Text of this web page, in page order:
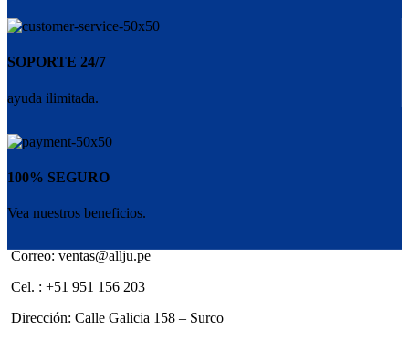
SOPORTE 24/7
ayuda ilimitada.
100% SEGURO
Vea nuestros beneficios.
Correo: ventas@allju.pe
Cel. : +51 951 156 203
Dirección: Calle Galicia 158 – Surco